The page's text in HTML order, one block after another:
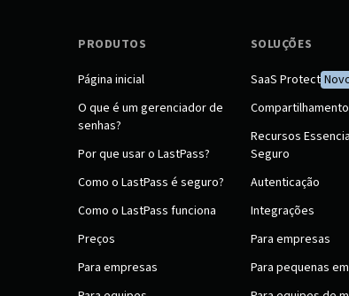
PRODUTOS
Página inicial
O que é um gerenciador de
senhas?
Por que usar o LastPass?
Como o LastPass é seguro?
Como o LastPass funciona
Preços
Para empresas
SOLUÇÕES
SaaS Protect
Recursos
Seguro
Autenticação
Integrações
Para empresas
Para pequenas